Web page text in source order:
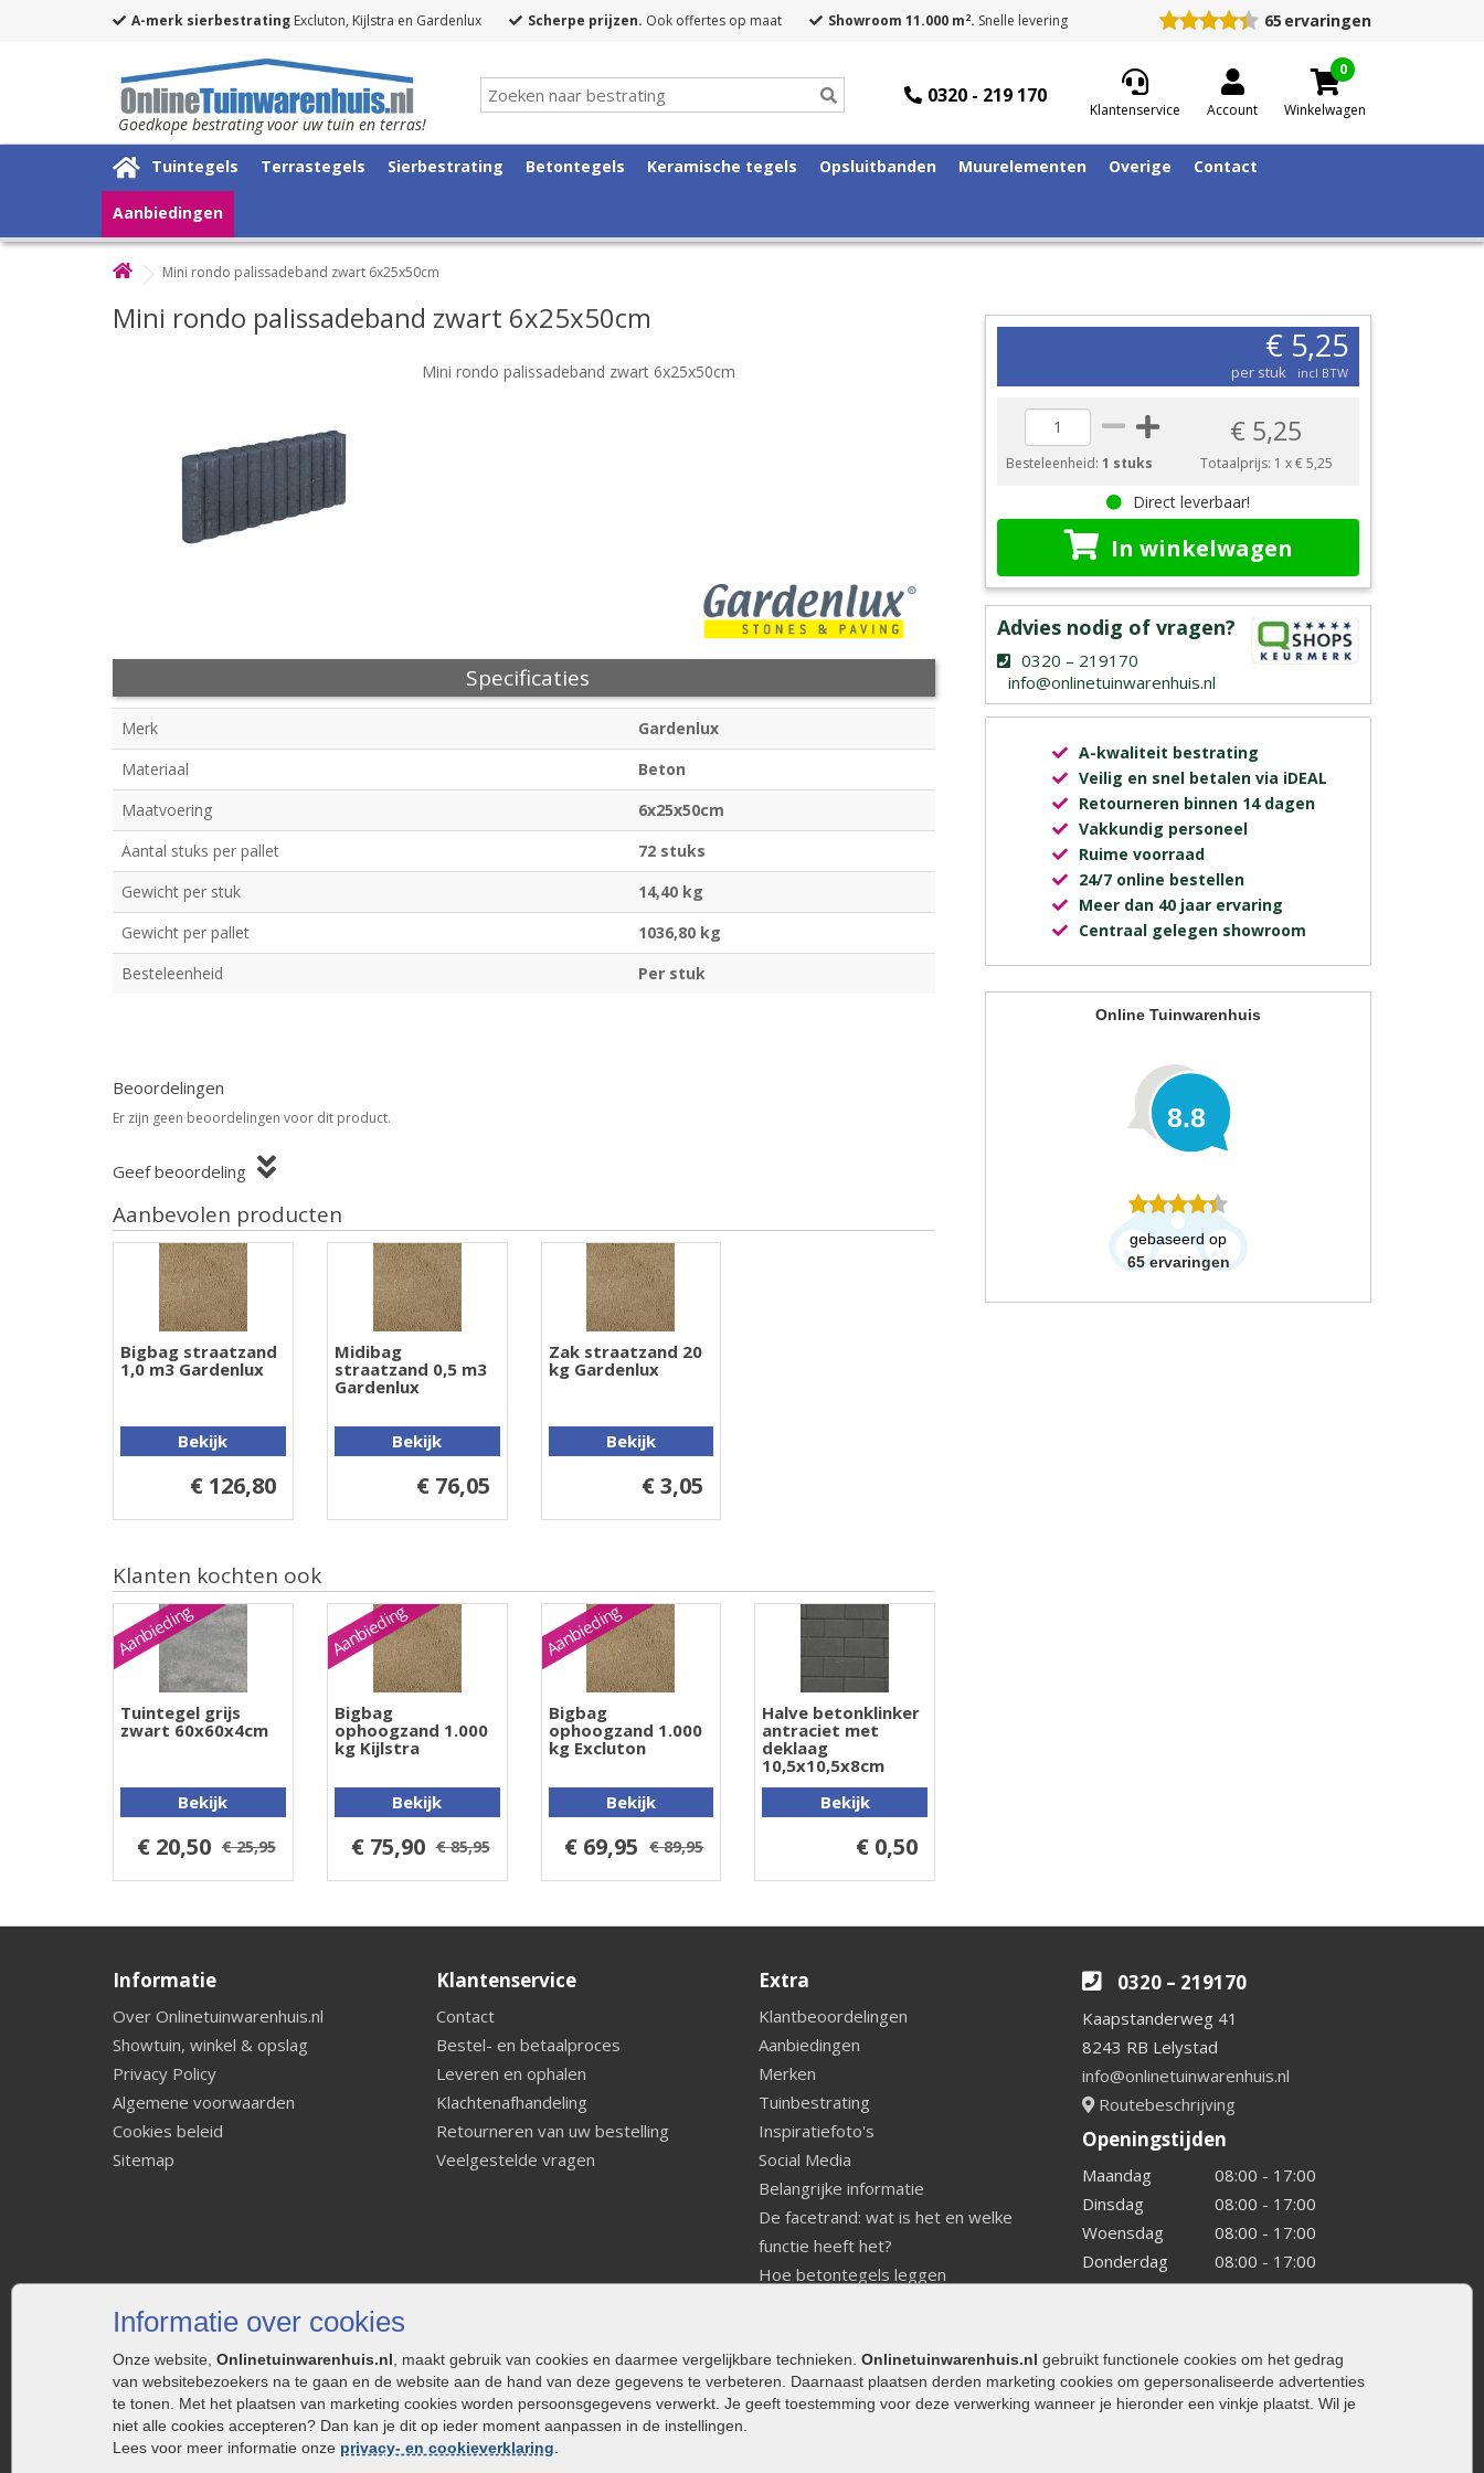
Informatie over cookies
Onze website, Onlinetuinwarenhuis.nl , maakt gebruik van cookies en daarmee vergelijkbare technieken. Onlinetuinwarenhuis.nl gebruikt functionele cookies om het gedrag
van websitebezoekers na te gaan en de website aan de hand van deze gegevens te verbeteren. Daarnaast plaatsen derden marketing cookies om gepersonaliseerde advertenties
te tonen. Met het plaatsen van marketing cookies worden persoonsgegevens verwerkt. Je geeft toestemming voor deze verwerking wanneer je hieronder een vinkje plaatst. Wil je
niet alle cookies accepteren? Dan kan je dit op ieder moment aanpassen in de instellingen.
Lees voor meer informatie onze privacy- en cookieverklaring
A-merk sierbestrating Excluton, Kijlstra en Gardenlux Scherpe prijzen. Ook offertes op maat Showroom 11.000 m2. Snelle levering 65 ervaringen
Goedkope bestrating voor uw tuin en terras!
0320 - 219 170
Klantenservice Account
0
Winkelwagen
Tuintegels Terrastegels Sierbestrating Betontegels Keramische tegels Opsluitbanden Muurelementen Overige Contact
Aanbiedingen
Mini rondo palissadeband zwart 6x25x50cm
Mini rondo palissadeband zwart 6x25x50cm
Mini rondo palissadeband zwart 6x25x50cm
Specificaties
Merk
Gardenlux
Materiaal
Beton
Maatvoering
6x25x50cm
Aantal stuks per pallet
72 stuks
Gewicht per stuk
14,40 kg
Gewicht per pallet
1036,80 kg
Besteleenheid
Per stuk
Beoordelingen
Er zijn geen beoordelingen voor dit product.
Geef beoordeling
Aanbevolen producten
Bigbag straatzand
1,0 m3 Gardenlux
Bekijk
€ 126,80
Midibag
straatzand 0,5 m3
Gardenlux
Bekijk
€ 76,05
Zak straatzand 20
kg Gardenlux
Bekijk
€ 3,05
Klanten kochten ook
Aanbieding
Tuintegel grijs
zwart 60x60x4cm
Bekijk
€ 20,50 € 25,95
Aanbieding
Bigbag
ophoogzand 1.000
kg Kijlstra
Bekijk
€ 75,90 € 85,95
Aanbieding
Bigbag
ophoogzand 1.000
kg Excluton
Bekijk
€ 69,95 € 89,95
Halve betonklinker
antraciet met
deklaag
10,5x10,5x8cm
Bekijk
€ 0,50
€ 5,25
per stuk incl BTW
Besteleenheid:1 stuks
€ 5,25
Totaalprijs: 1 x€ 5,25
Direct leverbaar!
In winkelwagen
Advies nodig of vragen?
0320 – 219170
info@onlinetuinwarenhuis.nl
A-kwaliteit bestrating
Veilig en snel betalen via iDEAL
Retourneren binnen 14 dagen
Vakkundig personeel
Ruime voorraad
24/7 online bestellen
Meer dan 40 jaar ervaring
Centraal gelegen showroom
Online Tuinwarenhuis
8.8
gebaseerd op
65 ervaringen
Informatie
Over Onlinetuinwarenhuis.nl
Showtuin, winkel & opslag
Privacy Policy
Algemene voorwaarden
Cookies beleid
Sitemap
Klantenservice
Contact
Bestel- en betaalproces
Leveren en ophalen
Klachtenafhandeling
Retourneren van uw bestelling
Veelgestelde vragen
Extra
Klantbeoordelingen
Aanbiedingen
Merken
Tuinbestrating
Inspiratiefoto's
Social Media
Belangrijke informatie
De facetrand: wat is het en welke
functie heeft het?
Hoe betontegels leggen
Welke tuinstijl past bij mij
Strakke tuin inrichten
Legverbanden gebakken bestrating
0320 – 219170
Kaapstanderweg 41
8243 RB Lelystad
info@onlinetuinwarenhuis.nl
Routebeschrijving
Openingstijden
Maandag
08:00 - 17:00
Dinsdag
08:00 - 17:00
Woensdag
08:00 - 17:00
Donderdag
08:00 - 17:00
Vrijdag
08:00 - 17:00